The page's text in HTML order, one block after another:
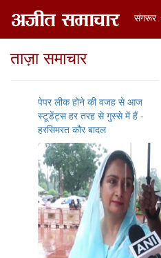
संगरूर
ताज़ा समाचार
पेपर लीक होने की वजह से आज
स्टूडेंट्स हर तरह से गुस्से में हैं -
हरसिमरत कौर बादल